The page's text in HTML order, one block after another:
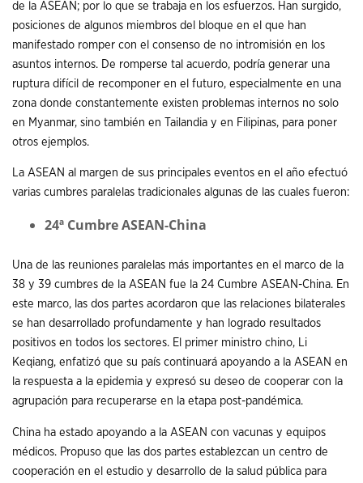
de la ASEAN; por lo que se trabaja en los esfuerzos. Han surgido,
posiciones de algunos miembros del bloque en el que han
manifestado romper con el consenso de no intromisión en los
asuntos internos. De romperse tal acuerdo, podría generar una
ruptura difícil de recomponer en el futuro, especialmente en una
zona donde constantemente existen problemas internos no solo
en Myanmar, sino también en Tailandia y en Filipinas, para poner
otros ejemplos.
La ASEAN al margen de sus principales eventos en el año efectuó
varias cumbres paralelas tradicionales algunas de las cuales fueron:
24ª Cumbre ASEAN-China
Una de las reuniones paralelas más importantes en el marco de la
38 y 39 cumbres de la ASEAN fue la 24 Cumbre ASEAN-China. En
este marco, las dos partes acordaron que las relaciones bilaterales
se han desarrollado profundamente y han logrado resultados
positivos en todos los sectores. El primer ministro chino, Li
Keqiang, enfatizó que su país continuará apoyando a la ASEAN en
la respuesta a la epidemia y expresó su deseo de cooperar con la
agrupación para recuperarse en la etapa post-pandémica.
China ha estado apoyando a la ASEAN con vacunas y equipos
médicos. Propuso que las dos partes establezcan un centro de
cooperación en el estudio y desarrollo de la salud pública para